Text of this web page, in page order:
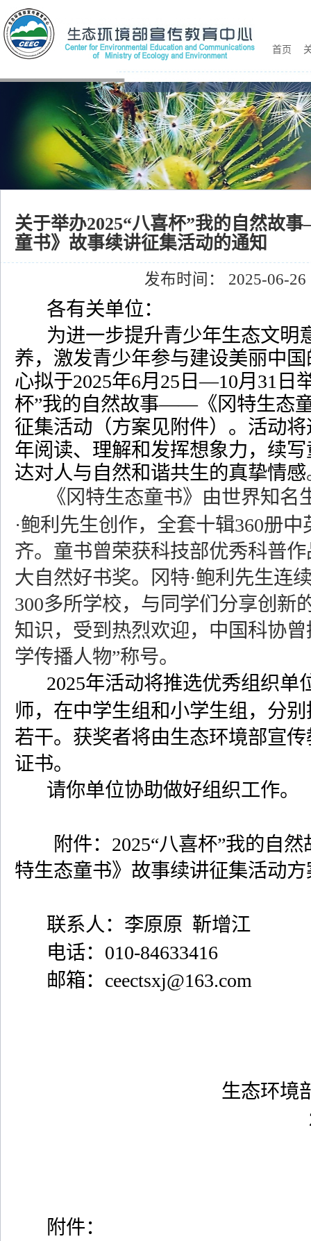
首页
关于举办2025“八喜杯”我的自然故
童书》故事续讲征集活动的通知
发布时间： 2025-06-26
各有关单位：
为进一步提升青少年生态文明
养，激发青少年参与建设美丽中
心拟于2025年6月 25 日—10月 31 日
杯”我的自然故事——《冈特生态
征集活动（方案见附件）。活动
年阅读、理解和发挥想象力，续
达对人与自然和谐共生的真挚情感
《冈特生态童书》由世界知名
·鲍利先生创作，全套十辑360册中
齐。童书曾荣获科技部优秀科普
大自然好书奖。冈特·鲍利先生连
300多所学校，与同学们分享创新
知识，受到热烈欢迎，中国科协
学传播人物”称号。
2025年活动将推选优秀组织单
师，在中学生组和小学生组，分
若干。获奖者将由生态环境部宣
证书。
请你单位协助做好组织工作。
附件： 2025“八喜杯”我的自
特生态童书》故事续讲征集活动方
联系人：李原原 靳增江
电话： 010-84633416
邮箱： ceectsxj@163.com
生态环境
附件：